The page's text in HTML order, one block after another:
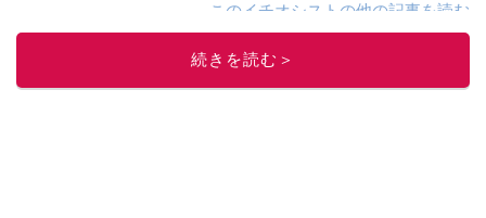
このイチオシストの他の記事を読む
続きを読む＞